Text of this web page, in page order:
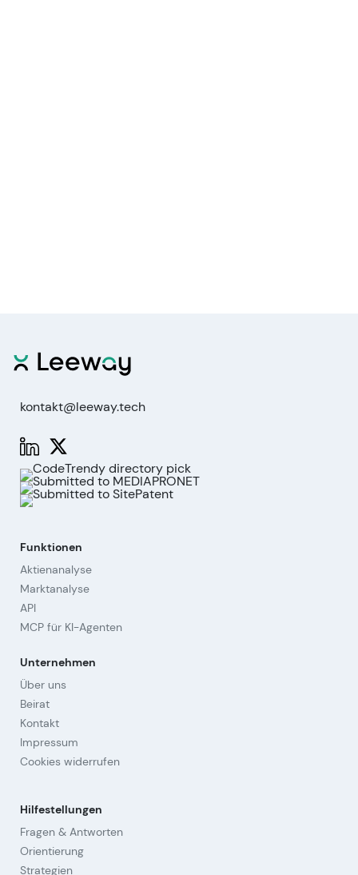
kontakt@leeway.tech
Funktionen
Aktienanalyse
Marktanalyse
API
MCP für KI-Agenten
Unternehmen
Über uns
Beirat
Kontakt
Impressum
Cookies widerrufen
Hilfestellungen
Fragen & Antworten
Orientierung
Strategien